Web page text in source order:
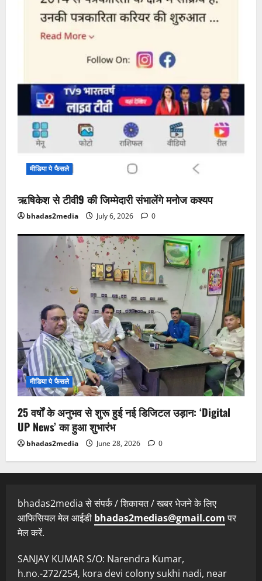
मीडिया पे फैसले
ऋषिकेश से टीवी9 की जिम्मेदारी संभालेंगे मनोज कश्यप
bhadas2media July 6, 2026 0
मीडिया पे फैसले
25 वर्षों के अनुभव से शुरू हुई नई डिजिटल उड़ान: ‘Digital
UP News’ का हुआ शुभारंभ
bhadas2media June 28, 2026 0
bhadas2media से संपर्क / शिकायत / खबर भेजने के लिए
आफिसियल मेल आईडी bhadas2medias@gmail.comपर
मेल करें.
SANJAY KUMAR S/O: Narendra Kumar,
h.no.-272/254, kora devi colony sukhi nadi, near